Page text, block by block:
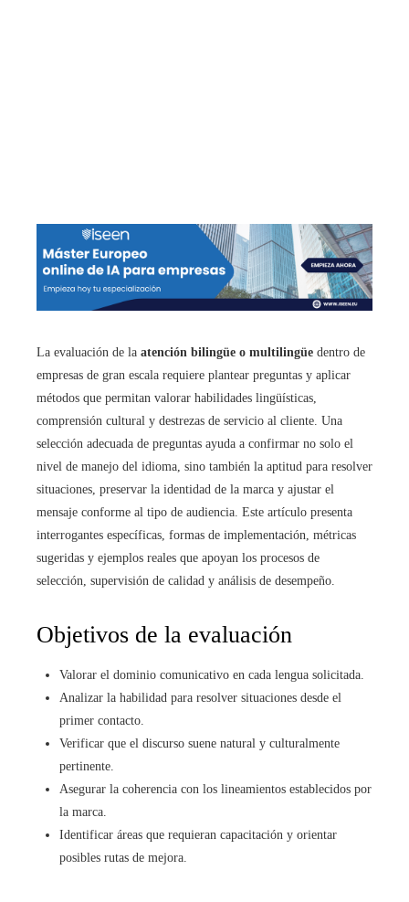
La evaluación de la atención bilingüe o multilingüe dentro de
empresas de gran escala requiere plantear preguntas y aplicar
métodos que permitan valorar habilidades lingüísticas,
comprensión cultural y destrezas de servicio al cliente. Una
selección adecuada de preguntas ayuda a confirmar no solo el
nivel de manejo del idioma, sino también la aptitud para resolver
situaciones, preservar la identidad de la marca y ajustar el
mensaje conforme al tipo de audiencia. Este artículo presenta
interrogantes específicas, formas de implementación, métricas
sugeridas y ejemplos reales que apoyan los procesos de
selección, supervisión de calidad y análisis de desempeño.
Objetivos de la evaluación
Valorar el dominio comunicativo en cada lengua solicitada.
Analizar la habilidad para resolver situaciones desde el
primer contacto.
Verificar que el discurso suene natural y culturalmente
pertinente.
Asegurar la coherencia con los lineamientos establecidos por
la marca.
Identificar áreas que requieran capacitación y orientar
posibles rutas de mejora.